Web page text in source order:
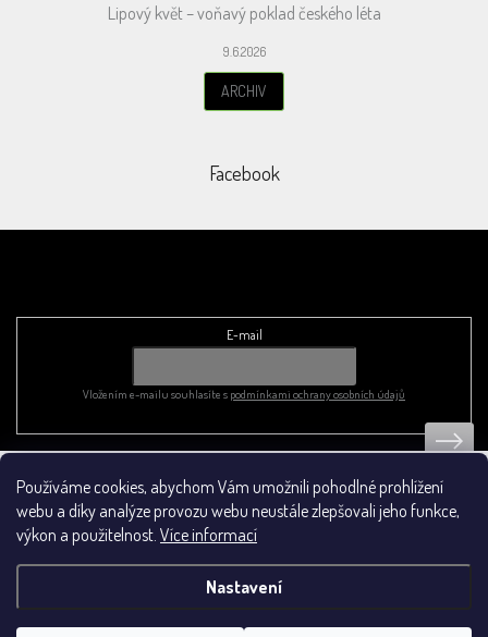
Používáme cookies, abychom Vám umožnili pohodlné prohlížení
webu a díky analýze provozu webu neustále zlepšovali jeho funkce,
výkon a použitelnost. Více informací
Nastavení
Lipový květ – voňavý poklad českého léta
9.6.2026
ARCHIV
Facebook
E-mail
Vložením e-mailu souhlasíte s podmínkami ochrany osobních údajů
Obchodní podmínky
Vytvořil Shoptet &